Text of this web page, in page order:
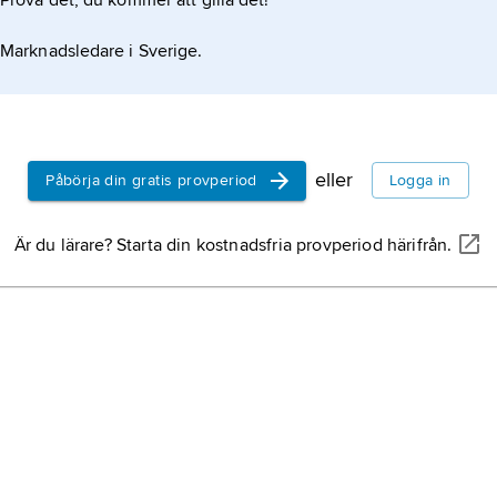
Marknadsledare i Sverige.
Påbörja din gratis provperiod eller Logga in
Är du lärare? Starta din kostnadsfria provperiod härifrån.